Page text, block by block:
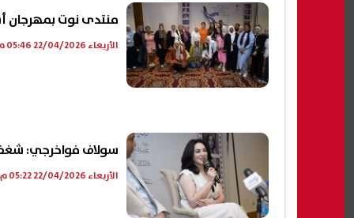
منتدى نوت بمهرجان
الأربعاء 22/04/2026 05:46 م
سولاف فواخرجي:
الأربعاء 22/04/2026 05:22 م